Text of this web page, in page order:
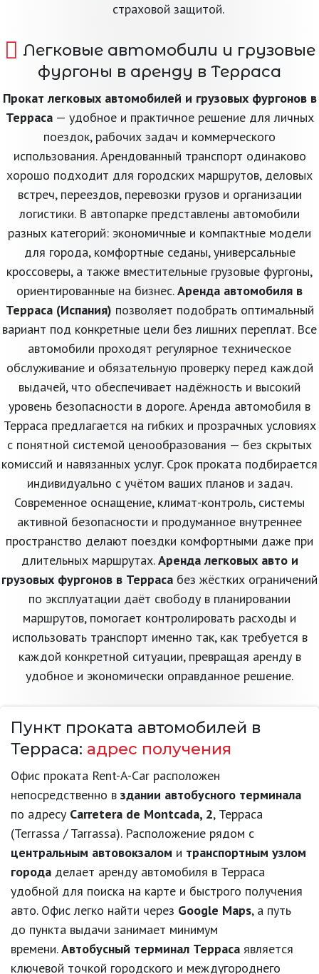
страховой защитой.
Легковые автомобили и грузовые
фургоны в аренду в Терраса
Прокат легковых автомобилей и грузовых фургонов в
Терраса— удобное и практичное решение для личных
поездок, рабочих задач и коммерческого
использования. Арендованный транспорт одинаково
хорошо подходит для городских маршрутов, деловых
встреч, переездов, перевозки грузов и организации
логистики. В автопарке представлены автомобили
разных категорий: экономичные и компактные модели
для города, комфортные седаны, универсальные
кроссоверы, а также вместительные грузовые фургоны,
ориентированные на бизнес.Аренда автомобиля в
Терраса (Испания) позволяет подобрать оптимальный
вариант под конкретные цели без лишних переплат. Все
автомобили проходят регулярное техническое
обслуживание и обязательную проверку перед каждой
выдачей, что обеспечивает надёжность и высокий
уровень безопасности в дороге. Аренда автомобиля в
Терраса предлагается на гибких и прозрачных условиях
с понятной системой ценообразования — без скрытых
комиссий и навязанных услуг. Срок проката подбирается
индивидуально с учётом ваших планов и задач.
Современное оснащение, климат-контроль, системы
активной безопасности и продуманное внутреннее
пространство делают поездки комфортными даже при
длительных маршрутах.Аренда легковых авто и
грузовых фургонов в Терраса без жёстких ограничений
по эксплуатации даёт свободу в планировании
маршрутов, помогает контролировать расходы и
использовать транспорт именно так, как требуется в
каждой конкретной ситуации, превращая аренду в
удобное и экономически оправданное решение.
Пункт проката автомобилей в
Терраса: адрес получения
Офис проката Rent-A-Car расположен
непосредственно в здании автобусного терминала
по адресу Carretera de Montcada, 2, Терраса
(Terrassa / Tarrassa). Расположение рядом с
центральным автовокзалом и транспортным узлом
города делает аренду автомобиля в Терраса
удобной для поиска на карте и быстрого получения
авто. Офис легко найти через Google Maps, а путь
до пункта выдачи занимает минимум
времени.Автобусный терминал Терраса является
ключевой точкой городского и междугороднего